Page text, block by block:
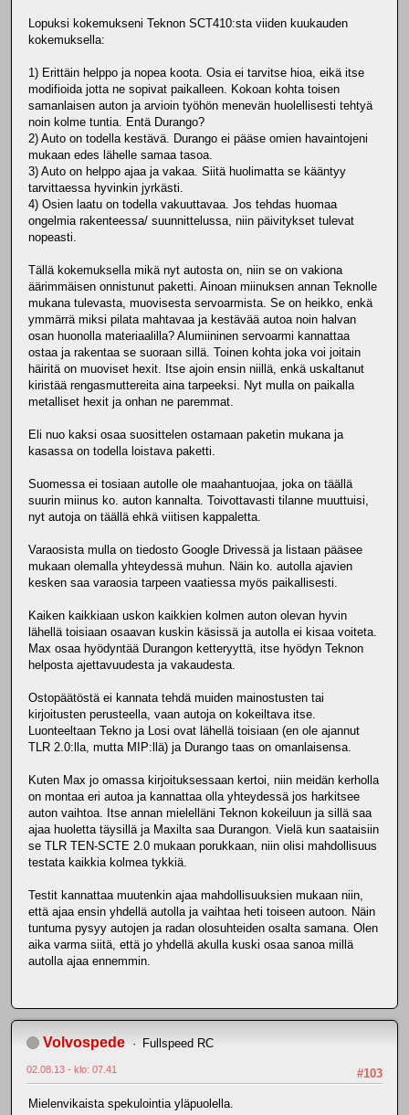
Lopuksi kokemukseni Teknon SCT410:sta viiden kuukauden
kokemuksella:
1) Erittäin helppo ja nopea koota. Osia ei tarvitse hioa, eikä itse
modifioida jotta ne sopivat paikalleen. Kokoan kohta toisen
samanlaisen auton ja arvioin työhön menevän huolellisesti tehtyä
noin kolme tuntia. Entä Durango?
2) Auto on todella kestävä. Durango ei pääse omien havaintojeni
mukaan edes lähelle samaa tasoa.
3) Auto on helppo ajaa ja vakaa. Siitä huolimatta se kääntyy
tarvittaessa hyvinkin jyrkästi.
4) Osien laatu on todella vakuuttavaa. Jos tehdas huomaa
ongelmia rakenteessa/ suunnittelussa, niin päivitykset tulevat
nopeasti.
Tällä kokemuksella mikä nyt autosta on, niin se on vakiona
äärimmäisen onnistunut paketti. Ainoan miinuksen annan Teknolle
mukana tulevasta, muovisesta servoarmista. Se on heikko, enkä
ymmärrä miksi pilata mahtavaa ja kestävää autoa noin halvan
osan huonolla materiaalilla? Alumiininen servoarmi kannattaa
ostaa ja rakentaa se suoraan sillä. Toinen kohta joka voi joitain
häiritä on muoviset hexit. Itse ajoin ensin niillä, enkä uskaltanut
kiristää rengasmuttereita aina tarpeeksi. Nyt mulla on paikalla
metalliset hexit ja onhan ne paremmat.
Eli nuo kaksi osaa suosittelen ostamaan paketin mukana ja
kasassa on todella loistava paketti.
Suomessa ei tosiaan autolle ole maahantuojaa, joka on täällä
suurin miinus ko. auton kannalta. Toivottavasti tilanne muuttuisi,
nyt autoja on täällä ehkä viitisen kappaletta.
Varaosista mulla on tiedosto Google Drivessä ja listaan pääsee
mukaan olemalla yhteydessä muhun. Näin ko. autolla ajavien
kesken saa varaosia tarpeen vaatiessa myös paikallisesti.
Kaiken kaikkiaan uskon kaikkien kolmen auton olevan hyvin
lähellä toisiaan osaavan kuskin käsissä ja autolla ei kisaa voiteta.
Max osaa hyödyntää Durangon ketteryyttä, itse hyödyn Teknon
helposta ajettavuudesta ja vakaudesta.
Ostopäätöstä ei kannata tehdä muiden mainostusten tai
kirjoitusten perusteella, vaan autoja on kokeiltava itse.
Luonteeltaan Tekno ja Losi ovat lähellä toisiaan (en ole ajannut
TLR 2.0:lla, mutta MIP:llä) ja Durango taas on omanlaisensa.
Kuten Max jo omassa kirjoituksessaan kertoi, niin meidän kerholla
on montaa eri autoa ja kannattaa olla yhteydessä jos harkitsee
auton vaihtoa. Itse annan mielelläni Teknon kokeiluun ja sillä saa
ajaa huoletta täysillä ja Maxilta saa Durangon. Vielä kun saataisiin
se TLR TEN-SCTE 2.0 mukaan porukkaan, niin olisi mahdollisuus
testata kaikkia kolmea tykkiä.
Testit kannattaa muutenkin ajaa mahdollisuuksien mukaan niin,
että ajaa ensin yhdellä autolla ja vaihtaa heti toiseen autoon. Näin
tuntuma pysyy autojen ja radan olosuhteiden osalta samana. Olen
aika varma siitä, että jo yhdellä akulla kuski osaa sanoa millä
autolla ajaa ennemmin.
Volvospede Fullspeed RC
#103
02.08.13 - klo: 07.41
Mielenvikaista spekulointia yläpuolella.